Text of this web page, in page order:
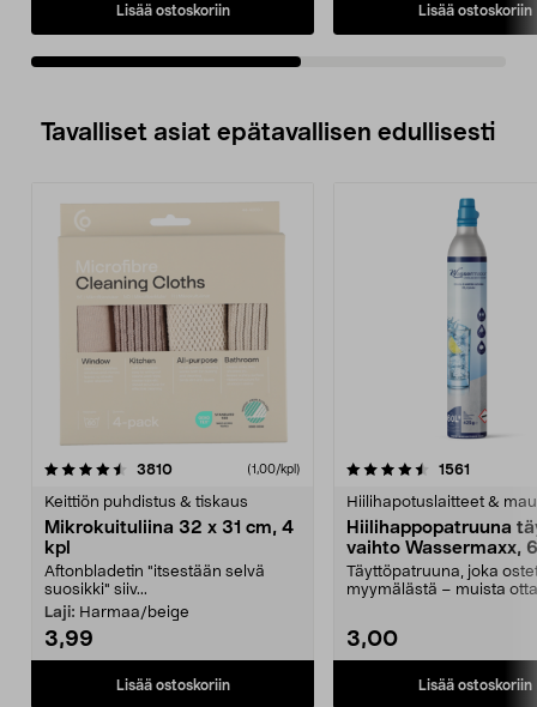
Lisää ostoskoriin Lisää ostoskoriin
Tavalliset asiat epätavallisen edullisesti
3810arvostelut (1,00/kpl)
Keittiön puhdistus & tiskaus
Mikrokuituliina 32 x 31 cm, 4
kpl
Aftonbladetin "itsestään selvä
suosikki" siiv...
Laji: Harmaa/beige
3,99
Lisää ostoskoriin
4.5viidestä
1561
Hiilihapotuslaitteet &
Hiilihappopatruuna
vaihto Wassermaxx,
Täyttöpatruuna, joka
myymälästä – muista
3,00
Lisää ostoskoriin
4.5viidestä